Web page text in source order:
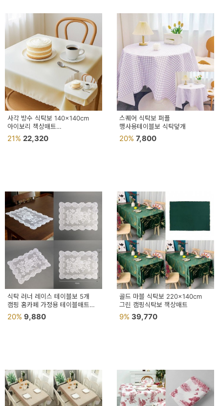
사각 방수 식탁보 140x140cm
아이보리 책상매트
테이블방수식탁보
21% 22,320
스퀘어 식탁보 퍼플
행사용테이블보 식탁덮개
20% 7,800
식탁 러너 레이스 테이블보 5개
캠핑 홈카페 가정용 테이블매트
홈데코 테이블러너
20% 9,880
골드 마블 식탁보 220x140cm
그린 캠핑식탁보 책상매트
9% 39,770